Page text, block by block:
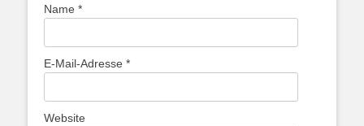
Name *
E-Mail-Adresse *
Website